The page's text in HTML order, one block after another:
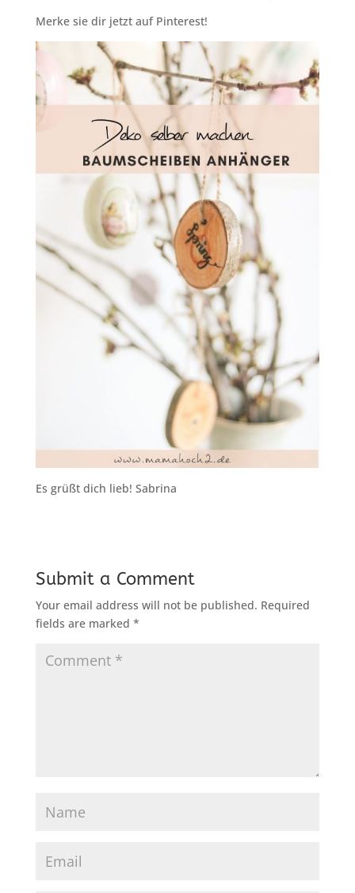
Merke sie dir jetzt auf Pinterest!
Es grüßt dich lieb! Sabrina
Submit a Comment
Your email address will not be published. Required
fields are marked *